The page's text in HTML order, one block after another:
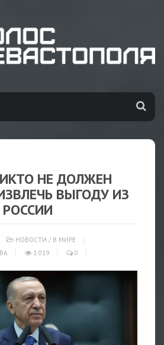
НЕ ДОЛЖЕН
ВЫГОДУ ИЗ
НОВОСТИ / В МИРЕ
1 019 0